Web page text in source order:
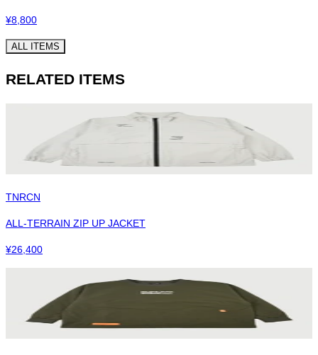
¥8,800
ALL ITEMS
RELATED ITEMS
TNRCN
ALL-TERRAIN ZIP UP JACKET
¥26,400